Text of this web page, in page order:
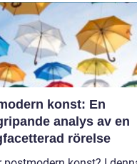
konst: En
analys av en
rörelse